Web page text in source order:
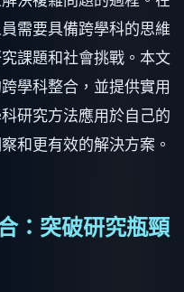
需要具備跨學科的思維
課題和社會挑戰。本文
學科整合，並提供實用
研究方法應用於自己的
和更有效的解決方案。
：突破研究瓶頸